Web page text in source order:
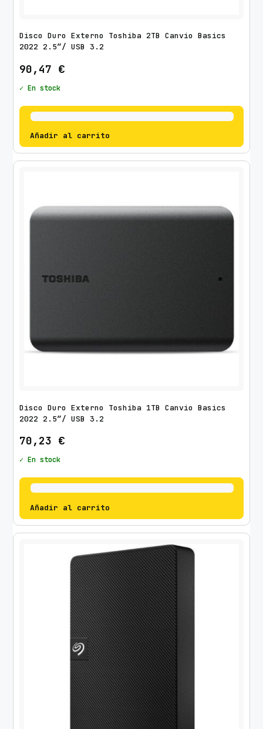
Disco Duro Externo Toshiba 2TB Canvio Basics
2022 2.5″/ USB 3.2
90,47 €
✓ En stock
Añadir al carrito
Disco Duro Externo Toshiba 1TB Canvio Basics
2022 2.5″/ USB 3.2
70,23 €
✓ En stock
Añadir al carrito